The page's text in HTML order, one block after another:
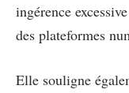
ingérence
des plateformes
Elle souligne